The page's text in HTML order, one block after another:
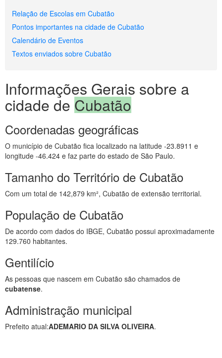
Relação de Escolas em Cubatão
Pontos importantes na cidade de Cubatão
Calendário de Eventos
Textos enviados sobre Cubatão
Informações Gerais sobre a
cidade de Cubatão
Coordenadas geográficas
O município de Cubatão fica localizado na latitude -23.8911 e
longitude -46.424 e faz parte do estado de São Paulo.
Tamanho do Território de Cubatão
Com um total de 142,879 km², Cubatão de extensão territorial.
População de Cubatão
De acordo com dados do IBGE, Cubatão possui aproximadamente
129.760 habitantes.
Gentilício
As pessoas que nascem em Cubatão são chamados de
cubatense.
Administração municipal
Prefeito atual:ADEMARIO DA SILVA OLIVEIRA.